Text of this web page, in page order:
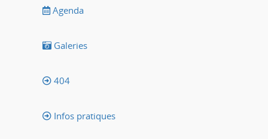
Agenda
Galeries
404
Infos pratiques